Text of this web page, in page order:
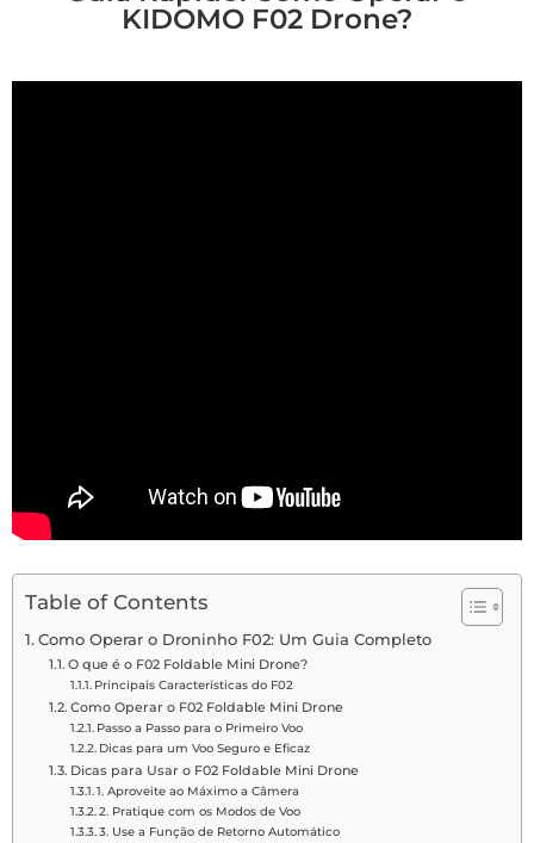
KIDOMO F02 Drone?
Table of Contents
Como Operar o Droninho F02: Um Guia Completo
O que é o F02 Foldable Mini Drone?
Principais Características do F02
Como Operar o F02 Foldable Mini Drone
Passo a Passo para o Primeiro Voo
Dicas para um Voo Seguro e Eficaz
Dicas para Usar o F02 Foldable Mini Drone
1. Aproveite ao Máximo a Câmera
2. Pratique com os Modos de Voo
3. Use a Função de Retorno Automático